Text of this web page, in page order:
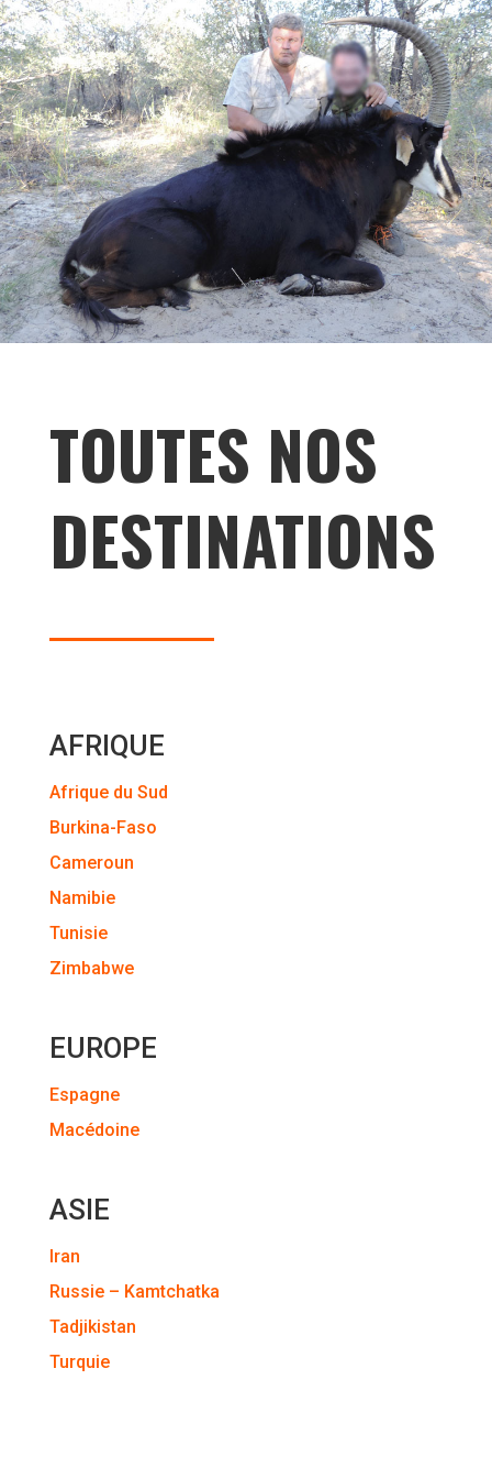
TOUTES NOS
DESTINATIONS
AFRIQUE
Afrique du Sud
Burkina-Faso
Cameroun
Namibie
Tunisie
Zimbabwe
EUROPE
Espagne
Macédoine
ASIE
Iran
Russie – Kamtchatka
Tadjikistan
Turquie